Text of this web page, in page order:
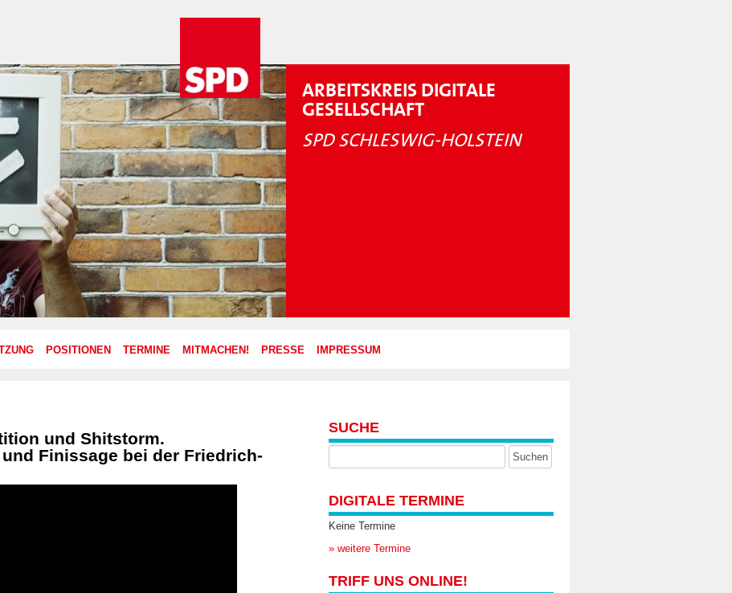
ARBEITSKREIS DIGITALE
GESELLSCHAFT
SPD SCHLESWIG-HOLSTEIN
POSITIONEN TERMINE MITMACHEN! PRESSE IMPRESSUM
und Shitstorm.
Finissage bei der Friedrich-
SUCHE
DIGITALE TERMINE
Keine Termine
» weitere Termine
TRIFF UNS ONLINE!